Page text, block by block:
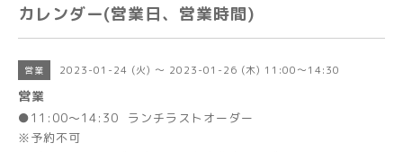
カレンダー(営業日、営業時間)
営業 2023-01-24 (火) ～ 2023-01-26 (木) 11:00～14:30
営業
●11:00～14:30 ランチラストオーダー
※予約不可